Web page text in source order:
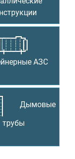
АЗС
Дымовые
трубы